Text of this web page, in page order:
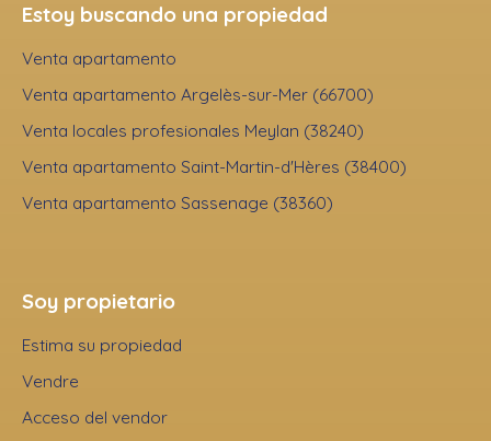
Estoy buscando una propiedad
Venta apartamento
Venta apartamento Argelès-sur-Mer (66700)
Venta locales profesionales Meylan (38240)
Venta apartamento Saint-Martin-d'Hères (38400)
Venta apartamento Sassenage (38360)
Soy propietario
Estima su propiedad
Vendre
Acceso del vendor